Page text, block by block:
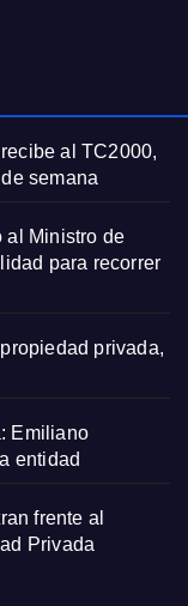
al TC2000,
semana
al Ministro de
para recorrer
privada,
Emiliano
entidad
frente al
Privada